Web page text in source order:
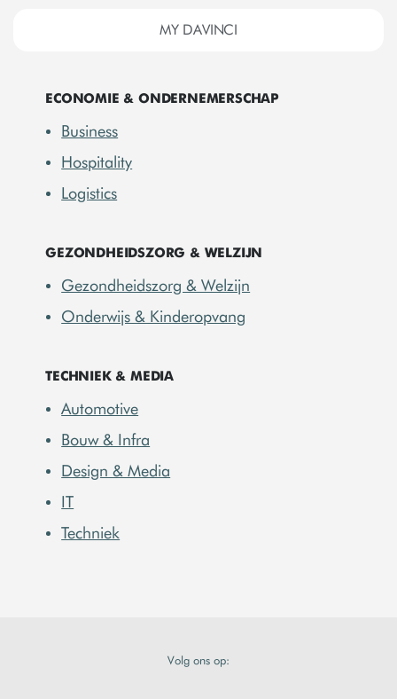
ECONOMIE & ONDERNEMERSCHAP
Business
Hospitality
Logistics
GEZONDHEIDSZORG & WELZIJN
Gezondheidszorg & Welzijn
Onderwijs & Kinderopvang
TECHNIEK & MEDIA
Automotive
Bouw & Infra
Design & Media
IT
Techniek
MY DAVINCI
Volg ons op: